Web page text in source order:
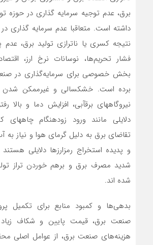
برق، عدم توجیه سرمایه گذاری در حوزه
داشته است. متعاقبا عدم سرمایه گذاری
نتیجه کسری یا ناترازی تولید برق، عدم
فشار تحریم‌ها، نوسانات نرخ ارز،
بخش خصوصی برای سرمایه‌گذاری در
برده است. خشکسالی و غیرممکن شدن
نیروگاههای برقآبی، افزایش دما و
دلایلی مانند ورود زودهنگام چاههای
تقاضای برق به دلیل گرمای هوا و نیاز به
و پدیده استخراج رمزارزها دلایلی
شدید مصرف برق و برهم خوردن تراز
شده اند.
بدهی‌ها و کمبود منابع برای تکمیل
صنعت برق، قیمت پایین و شکاف
هزینه‌های صنعت برق، از عوامل اصلی